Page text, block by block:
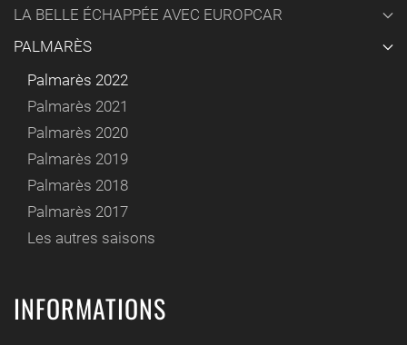
LA BELLE ÉCHAPPÉE AVEC EUROPCAR
PALMARÈS
Palmarès 2022
Palmarès 2021
Palmarès 2020
Palmarès 2019
Palmarès 2018
Palmarès 2017
Les autres saisons
INFORMATIONS